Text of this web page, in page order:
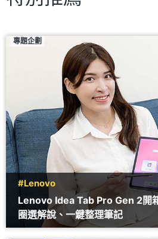
專題企劃
#Lenovo
Lenovo Idea Tab Pro Gen 2開
圈選解說、一鍵整理筆記